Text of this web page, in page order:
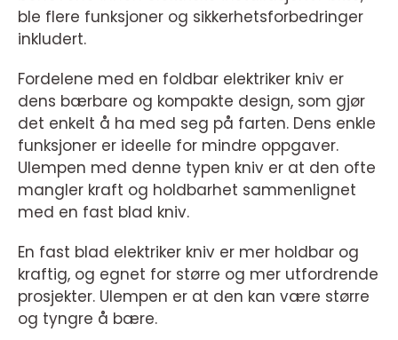
ble flere funksjoner og sikkerhetsforbedringer
inkludert.
Fordelene med en foldbar elektriker kniv er
dens bærbare og kompakte design, som gjør
det enkelt å ha med seg på farten. Dens enkle
funksjoner er ideelle for mindre oppgaver.
Ulempen med denne typen kniv er at den ofte
mangler kraft og holdbarhet sammenlignet
med en fast blad kniv.
En fast blad elektriker kniv er mer holdbar og
kraftig, og egnet for større og mer utfordrende
prosjekter. Ulempen er at den kan være større
og tyngre å bære.